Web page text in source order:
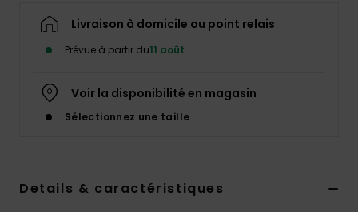
Livraison à domicile ou point relais
Prévue à partir du11 août
Voir la disponibilité en magasin
Sélectionnez une taille
Details & caractéristiques